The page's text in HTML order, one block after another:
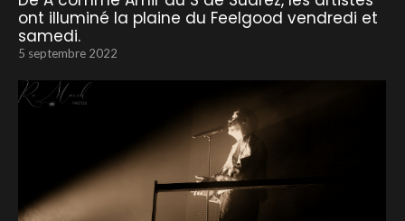
ont illuminé la plaine du Feelgood vendredi et
samedi.
5 septembre 2022